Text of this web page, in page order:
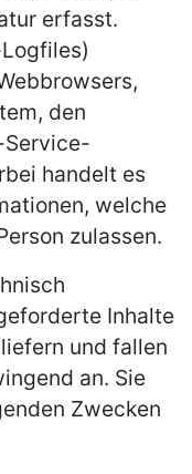
erfasst.
den
Service-
handelt es
welche
zulassen.
Inhalte
und fallen
an. Sie
Zwecken